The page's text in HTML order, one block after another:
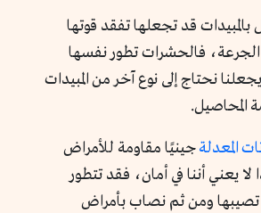
قد تجعلها تفقد قوتها
الجرعة، فالحشرات تطور نفسها
يجعلنا نحتاج إلى نوع آخر من المبيدات
المحاصيل.
المعدلةجينيًا مقاومة للأمراض
يعني أننا في أمان، فقد تتطور
ومن ثم نصاب بأمراض